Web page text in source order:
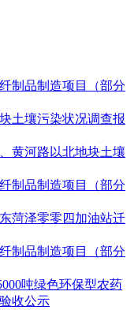
制品制造项目（部分
土壤污染状况调查报
黄河路以北地块土壤
制品制造项目（部分
菏泽零零四加油站迁
制品制造项目（部分
吨绿色环保型农药
收公示